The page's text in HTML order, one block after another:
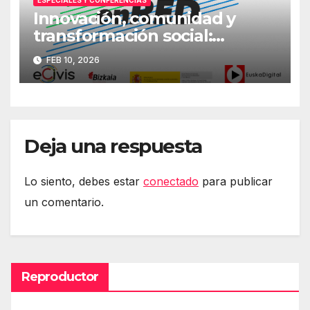
Innovación, comunidad y
transformación social:
Primera jornada
#DerechosEnRed
FEB 10, 2026
Deja una respuesta
Lo siento, debes estar conectado para publicar
un comentario.
Reproductor